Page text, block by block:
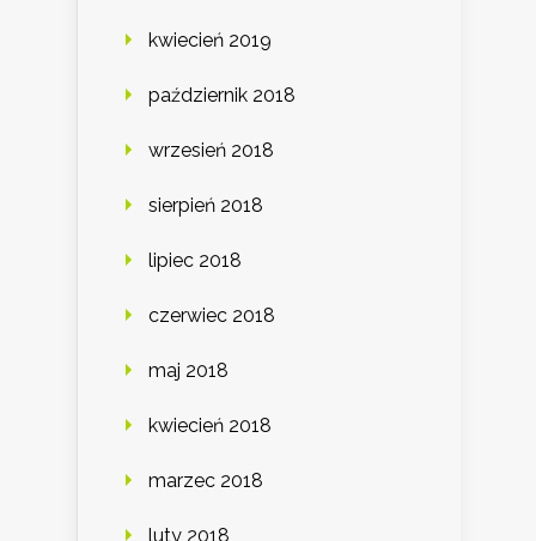
kwiecień 2019
październik 2018
wrzesień 2018
sierpień 2018
lipiec 2018
czerwiec 2018
maj 2018
kwiecień 2018
marzec 2018
luty 2018